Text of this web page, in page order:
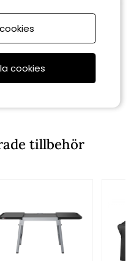
Weber
Keramisk stekhäll - black
tillbehör
cookies